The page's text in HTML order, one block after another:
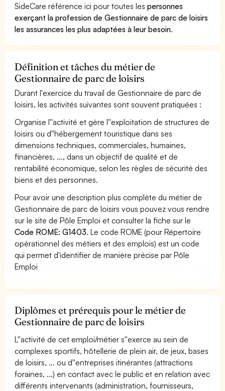
SideCare référence ici pour toutes lespersonnes
exerçant la profession de Gestionnaire de parc de loisirs
les assurances les plus adaptées à leur besoin.
Définition et tâches du métier de
Gestionnaire de parc de loisirs
Durant l'exercice du travail de Gestionnaire de parc de
loisirs, les activités suivantes sont souvent pratiquées :
Organise l''activité et gère l''exploitation de structures de
loisirs ou d''hébergement touristique dans ses
dimensions techniques, commerciales, humaines,
financières, ..., dans un objectif de qualité et de
rentabilité économique, selon les règles de sécurité des
biens et des personnes.
Pour avoir une description plus complète du métier de
Gestionnaire de parc de loisirs vous pouvez vous rendre
sur le site de Pôle Emploi et consulter la fiche sur le
Code ROME: G1403. Le code ROME (pour Répertoire
opérationnel des métiers et des emplois) est un code
qui permet d'identifier de manière précise par Pôle
Emploi
Diplômes et prérequis pour le métier de
Gestionnaire de parc de loisirs
L''activité de cet emploi/métier s''exerce au sein de
complexes sportifs, hôtellerie de plein air, de jeux, bases
de loisirs, ... ou d''entreprises itinérantes (attractions
foraines, ...) en contact avec le public et en relation avec
différents intervenants (administration, fournisseurs,